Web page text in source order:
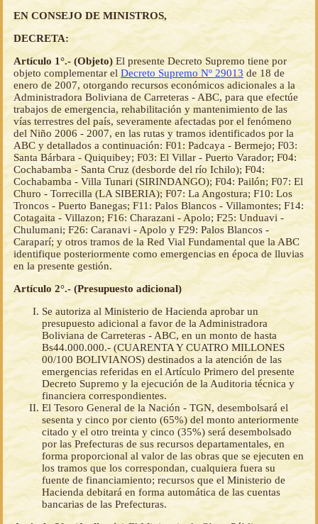
EN CONSEJO DE MINISTROS,
DECRETA:
Artículo 1°.- (Objeto) El presente Decreto Supremo tiene por
objeto complementar el Decreto Supremo Nº 29013 de 18 de
enero de 2007, otorgando recursos económicos adicionales a la
Administradora Boliviana de Carreteras - ABC, para que efectúe
trabajos de emergencia, rehabilitación y mantenimiento de las
vías terrestres del país, severamente afectadas por el fenómeno
del Niño 2006 - 2007, en las rutas y tramos identificados por la
ABC y detallados a continuación: F01: Padcaya - Bermejo; F03:
Santa Bárbara - Quiquibey; F03: El Villar - Puerto Varador; F04:
Cochabamba - Santa Cruz (desborde del río Ichilo); F04:
Cochabamba - Villa Tunari (SIRINDANGO); F04: Pailón; F07: El
Churo - Torrecilla (LA SIBERIA); F07: La Angostura; F10: Los
Troncos - Puerto Banegas; F11: Palos Blancos - Villamontes; F14:
Cotagaita - Villazon; F16: Charazani - Apolo; F25: Unduavi -
Chulumani; F26: Caranavi - Apolo y F29: Palos Blancos -
Caraparí; y otros tramos de la Red Vial Fundamental que la ABC
identifique posteriormente como emergencias en época de lluvias
en la presente gestión.
Artículo 2°.- (Presupuesto adicional)
Se autoriza al Ministerio de Hacienda aprobar un
presupuesto adicional a favor de la Administradora
Boliviana de Carreteras - ABC, en un monto de hasta
Bs44.000.000.- (CUARENTA Y CUATRO MILLONES
00/100 BOLIVIANOS) destinados a la atención de las
emergencias referidas en el Artículo Primero del presente
Decreto Supremo y la ejecución de la Auditoria técnica y
financiera correspondientes.
El Tesoro General de la Nación - TGN, desembolsará el
sesenta y cinco por ciento (65%) del monto anteriormente
citado y el otro treinta y cinco (35%) será desembolsado
por las Prefecturas de sus recursos departamentales, en
forma proporcional al valor de las obras que se ejecuten en
los tramos que los correspondan, cualquiera fuera su
fuente de financiamiento; recursos que el Ministerio de
Hacienda debitará en forma automática de las cuentas
bancarias de las Prefecturas.